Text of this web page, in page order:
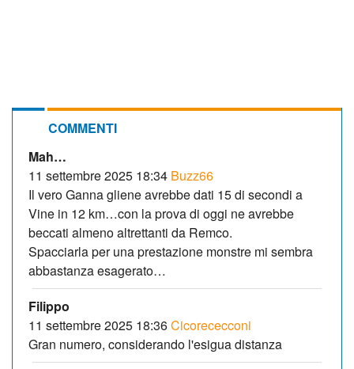
COMMENTI
Mah…
11 settembre 2025 18:34 Buzz66
Il vero Ganna gliene avrebbe dati 15 di secondi a
Vine in 12 km…con la prova di oggi ne avrebbe
beccati almeno altrettanti da Remco.
Spacciarla per una prestazione monstre mi sembra
abbastanza esagerato…
Filippo
11 settembre 2025 18:36Cicorececconi
Gran numero, considerando l'esigua distanza